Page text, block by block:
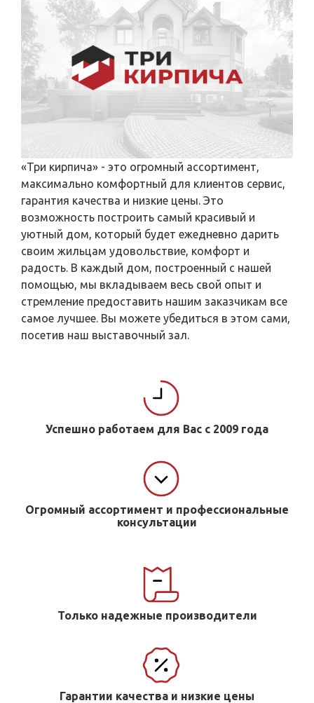
«Три кирпича» - это огромный ассортимент,
максимально комфортный для клиентов сервис,
гарантия качества и низкие цены. Это
возможность построить самый красивый и
уютный дом, который будет ежедневно дарить
своим жильцам удовольствие, комфорт и
радость. В каждый дом, построенный с нашей
помощью, мы вкладываем весь свой опыт и
стремление предоставить нашим заказчикам все
самое лучшее. Вы можете убедиться в этом сами,
посетив наш выставочный зал.
Успешно работаем для Вас с 2009 года
Огромный ассортимент и профессиональные
консультации
Только надежные производители
Гарантии качества и низкие цены